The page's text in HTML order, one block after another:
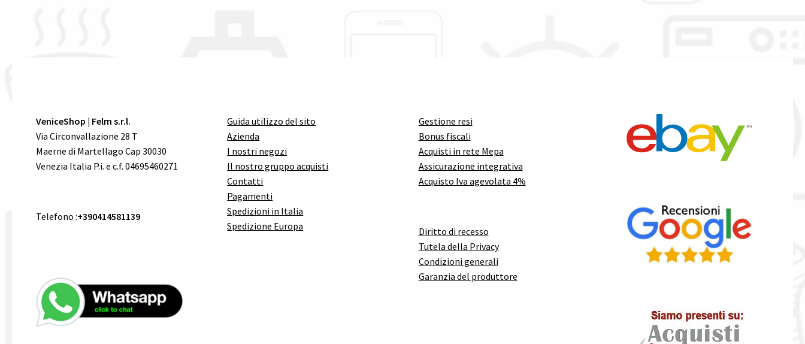
VeniceShop | Felm s.r.l.
Via Circonvallazione 28 T
Maerne di Martellago Cap 30030
Venezia Italia P.i. e c.f. 04695460271
Telefono :+390414581139
Guida utilizzo del sito
Azienda
I nostri negozi
Il nostro gruppo acquisti
Contatti
Pagamenti
Spedizioni in Italia
Spedizione Europa
Gestione resi
Bonus fiscali
Acquisti in rete Mepa
Assicurazione integrativa
Acquisto Iva agevolata 4%
Diritto di recesso
Tutela della Privacy
Condizioni generali
Garanzia del produttore